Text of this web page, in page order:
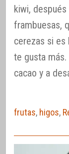
kiwi,
frambuesas,
cerezas si es
te gusta
cacao y a
frutas, higos,